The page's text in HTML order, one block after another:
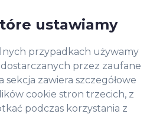
ustawiamy
przypadkach używamy
przez zaufane
sekcja zawiera szczegółowe
cookie stron trzecich, z
podczas korzystania z